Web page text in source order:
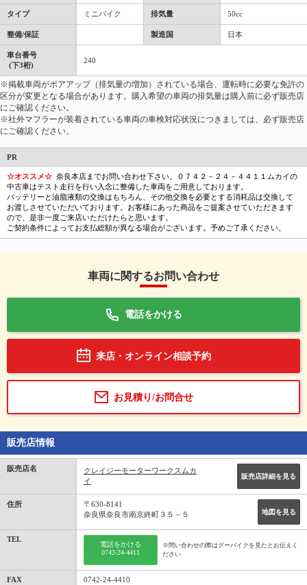
タイプ ミニバイク 排気量 50cc
整備/保証 製造国 日本
車台番号
(下3桁)
240
※掲載車両がボアアップ（排気量の増加）されている場合、運転時に必要な免許の
区分が変更となる場合があります。購入希望の車両の排気量は購入前に必ず販売店
にご確認ください。
※社外マフラーが装着されている車両の車検対応状況につきましては、必ず販売店
にご確認ください。
PR
☆オススメ☆ 奈良本店までお問い合わせ下さい。０７４２－２４－４４１１ムカイの
中古車はテスト走行を行い入念に整備した車両をご用意しております。
バッテリーと油脂液類の交換はもちろん、その他交換を必要とする消耗品は交換して
お渡しさせていただいております。お客様にあった商品をご提案させていただきます
ので、是非一度ご来店いただけたらと思います。
ご契約条件によってお支払総額が異なる場合がございます。予めご了承ください。
車両に関するお問い合わせ
電話をかける
来店・オンライン相談予約
お見積り/お問合せ
販売店情報
販売店名
クレイジーモーターワークスムカ
イ
販売店詳細を見る
住所
地図を見る
〒630-8141
奈良県奈良市南京終町３５－５
TEL
電話をかける
0742-24-4411
※問い合わせの際はグーバイクを見たとお伝えく
ださい
FAX 0742-24-4410